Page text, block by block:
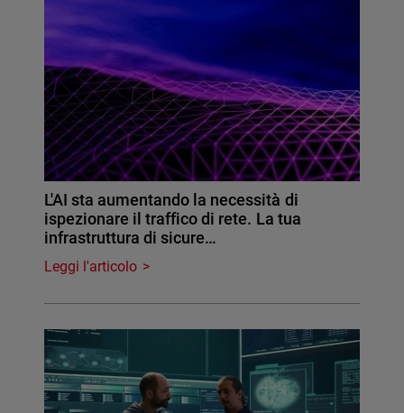
L'AI sta aumentando la necessità di
ispezionare il traffico di rete. La tua
infrastruttura di sicure…
Leggi l'articolo